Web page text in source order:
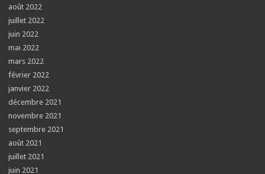
août 2022
juillet 2022
juin 2022
mai 2022
mars 2022
février 2022
janvier 2022
décembre 2021
novembre 2021
septembre 2021
août 2021
juillet 2021
juin 2021